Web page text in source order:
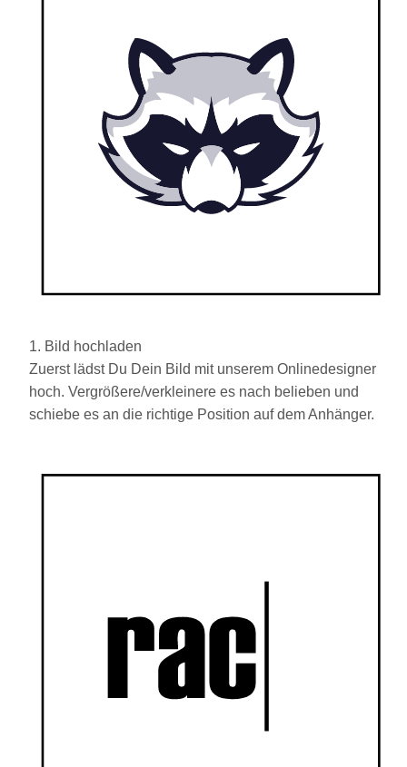
1. Bild hochladen
Zuerst lädst Du Dein Bild mit unserem Onlinedesigner
hoch. Vergrößere/verkleinere es nach belieben und
schiebe es an die richtige Position auf dem Anhänger.